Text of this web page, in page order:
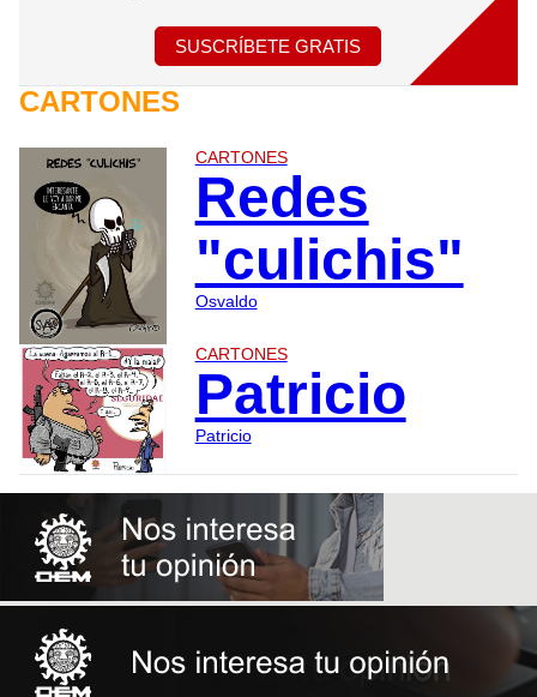
SUSCRÍBETE GRATIS
CARTONES
CARTONES
Redes
"culichis"
Osvaldo
CARTONES
Patricio
Patricio